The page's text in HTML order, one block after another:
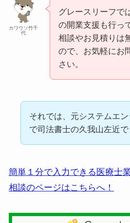
カワウソ竹千
代
グレースリーフで
の開業支援も行っ
相談やお見積りは
ので、お気軽にお
さい。
それでは、元システムエ
で司法書士の久我山左近で
簡単１分で入力できる医療士
相談のページはこちらへ！